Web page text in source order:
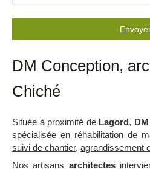
DM Conception,
Chiché
Située à proximité de Lagord,
spécialisée en réhabilitation de
suivi de chantier, agrandissement
Nos artisans architectes